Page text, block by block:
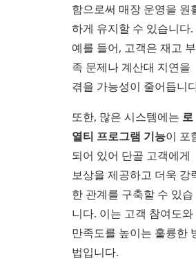
함으로써 매장 운영을 원
하게 유지할 수 있습니다.
예를 들어, 고객은 재고 부
족 문제나 계산대 지연을
겪을 가능성이 줄어듭니
또한, 많은 시스템에는 로
열티 프로그램 기능이 포
되어 있어 단골 고객에게
보상을 제공하고 더욱 강
한 관계를 구축할 수 있습
니다. 이는 고객 참여도와
만족도를 높이는 훌륭한
법입니다.